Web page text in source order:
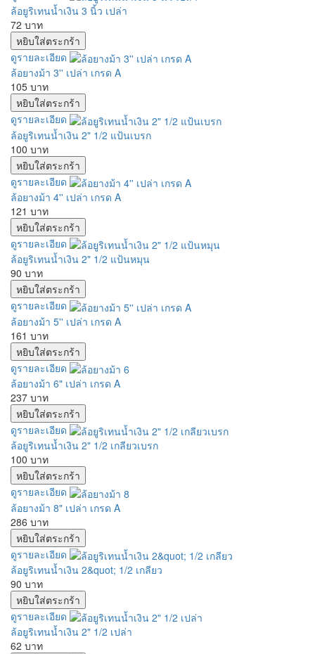
ล้อยูริเทนน้ำเงิน 3 นิ้ว เปล่า
72 บาท
ดูรายละเอียด
ล้อยางม้า 3'' เปล่า เกรด A
105 บาท
ดูรายละเอียด
ล้อยูริเทนน้ำเงิน 2" 1/2 แป้นเบรก
100 บาท
ดูรายละเอียด
ล้อยางม้า 4'' เปล่า เกรด A
121 บาท
ดูรายละเอียด
ล้อยูริเทนน้ำเงิน 2" 1/2 แป้นหมุน
90 บาท
ดูรายละเอียด
ล้อยางม้า 5'' เปล่า เกรด A
161 บาท
ดูรายละเอียด
ล้อยางม้า 6" เปล่า เกรด A
237 บาท
ดูรายละเอียด
ล้อยูริเทนน้ำเงิน 2" 1/2 เกลียวเบรก
100 บาท
ดูรายละเอียด
ล้อยางม้า 8" เปล่า เกรด A
286 บาท
ดูรายละเอียด
ล้อยูริเทนน้ำเงิน 2&quot; 1/2 เกลียว
90 บาท
ดูรายละเอียด
ล้อยูริเทนน้ำเงิน 2" 1/2 เปล่า
62 บาท